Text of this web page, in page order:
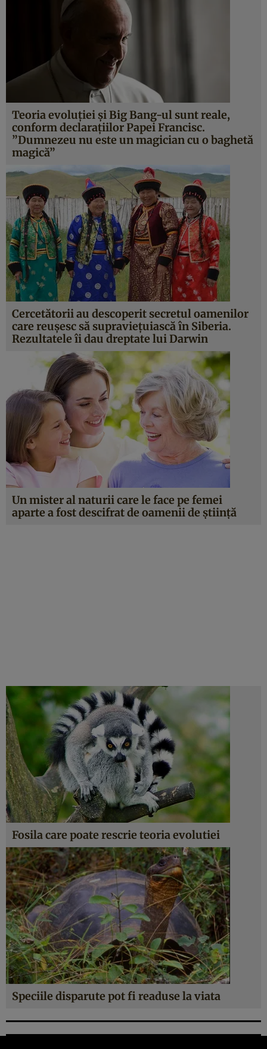
Teoria evoluţiei şi Big Bang-ul sunt reale,
conform declaraţiilor Papei Francisc.
”Dumnezeu nu este un magician cu o baghetă
magică”
Cercetătorii au descoperit secretul oamenilor
care reuşesc să supravieţuiască în Siberia.
Rezultatele îi dau dreptate lui Darwin
Un mister al naturii care le face pe femei
aparte a fost descifrat de oamenii de ştiinţă
Fosila care poate rescrie teoria evolutiei
Speciile disparute pot fi readuse la viata